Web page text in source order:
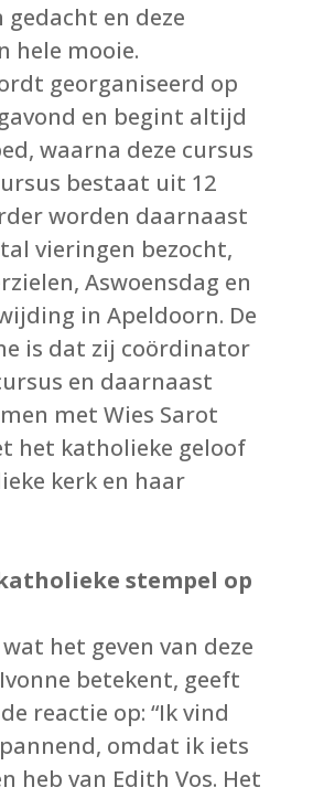
gedacht en deze
hele mooie.
georganiseerd op
en begint altijd
waarna deze cursus
bestaat uit 12
worden daarnaast
vieringen bezocht,
Aswoensdag en
in Apeldoorn. De
is dat zij coördinator
en daarnaast
met Wies Sarot
het katholieke geloof
kerk en haar
stempel op
het geven van deze
betekent, geeft
reactie op: “Ik vind
omdat ik iets
heb van Edith Vos. Het